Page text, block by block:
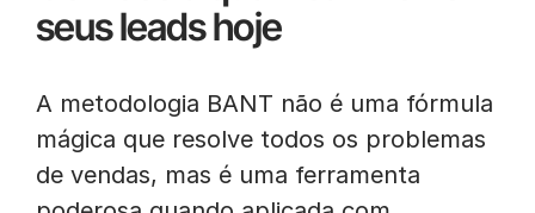
seus leads hoje
A metodologia BANT não é uma fórmula
mágica que resolve todos os problemas
de vendas, mas é uma ferramenta